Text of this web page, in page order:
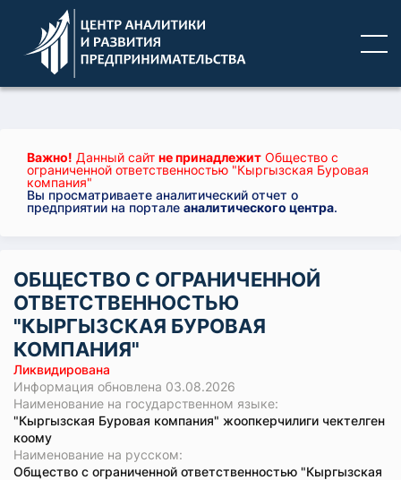
Важно! Данный сайт не принадлежит Общество с
ограниченной ответственностью "Кыргызская Буровая
компания"
Вы просматриваете аналитический отчет о
предприятии на портале аналитического центра.
ОБЩЕСТВО С ОГРАНИЧЕННОЙ
ОТВЕТСТВЕННОСТЬЮ
"КЫРГЫЗСКАЯ БУРОВАЯ
КОМПАНИЯ"
Ликвидирована
Информация обновлена 03.08.2026
Наименование на государственном языке:
"Кыргызская Буровая компания" жоопкерчилиги чектелген
коому
Наименование на русском:
Общество с ограниченной ответственностью "Кыргызская